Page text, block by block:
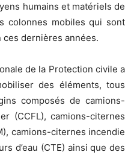
humains et matériels de
colonnes mobiles qui sont
ces dernières années.
de la Protection civile a
des éléments, tous
composés de camions-
(CCFL), camions-citernes
camions-citernes incendie
d’eau (CTE) ainsi que des